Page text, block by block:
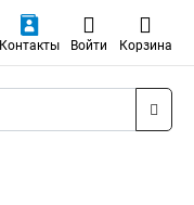
Контакты Войти Корзина